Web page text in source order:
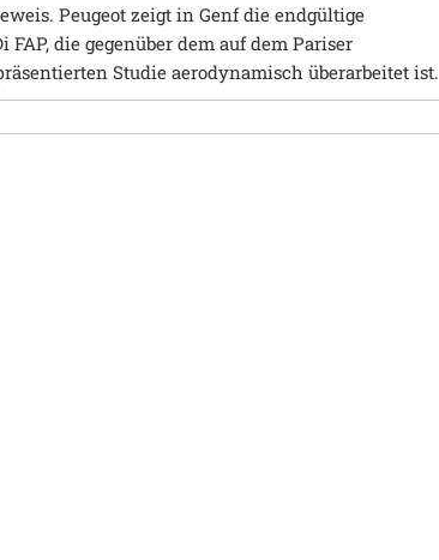
Peugeot zeigt in Genf die endgültige
FAP, die gegenüber dem auf dem Pariser
Studie aerodynamisch überarbeitet ist.